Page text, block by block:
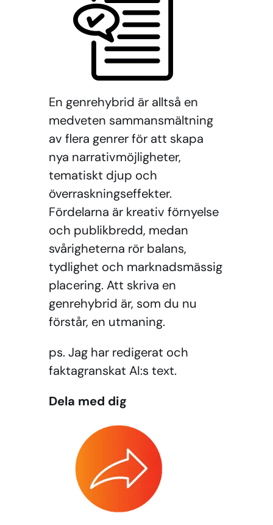
En genrehybrid är alltså en
medveten sammansmältning
av flera genrer för att skapa
nya narrativmöjligheter,
tematiskt djup och
överraskningseffekter.
Fördelarna är kreativ förnyelse
och publikbredd, medan
svårigheterna rör balans,
tydlighet och marknadsmässig
placering. Att skriva en
genrehybrid är, som du nu
förstår, en utmaning.
ps. Jag har redigerat och
faktagranskat AI:s text.
Dela med dig